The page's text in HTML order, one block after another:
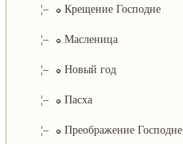
¦–
Крещение Господне
¦– Масленица
¦– Новый год
¦– Пасха
¦– Преображение Господне